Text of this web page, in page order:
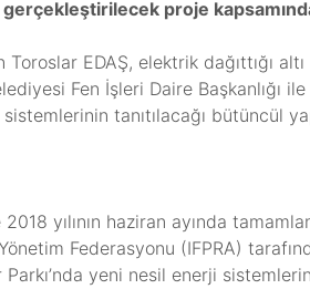
proje
Toroslar EDAŞ, elektrik dağıttığı
Fen İşleri Daire Başkanlığı
tanıtılacağı bütüncül
yılının haziran ayında
Federasyonu (IFPRA)
yeni nesil enerji